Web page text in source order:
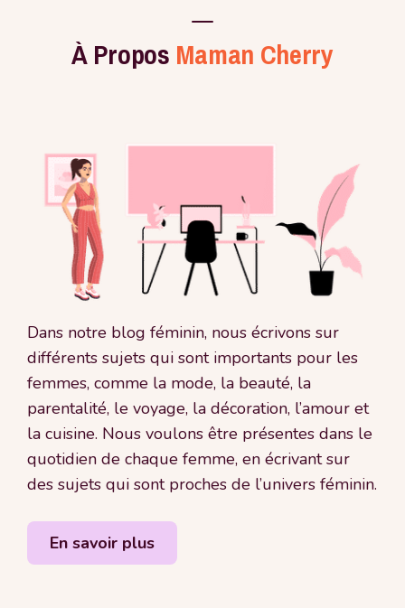
À Propos Maman Cherry
Dans notre blog féminin, nous écrivons sur
différents sujets qui sont importants pour les
femmes, comme la mode, la beauté, la
parentalité, le voyage, la décoration, l’amour et
la cuisine. Nous voulons être présentes dans le
quotidien de chaque femme, en écrivant sur
des sujets qui sont proches de l’univers féminin.
En savoir plus